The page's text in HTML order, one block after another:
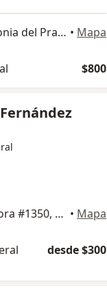
Francisco I Madero 600, Colonia del Prado, Reynosa • Mapa
$800
Avenida Tiburcio garza Zamora #1350, Reynosa • Mapa
desde $300